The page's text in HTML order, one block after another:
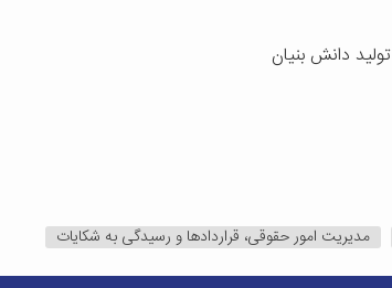
مدیریت امور حقوقی، قراردادها و رسیدگی به شکایات